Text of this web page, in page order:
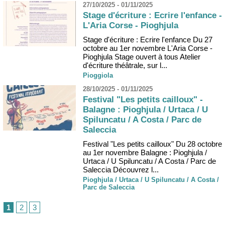
27/10/2025 - 01/11/2025
Stage d'écriture : Ecrire l'enfance -
L'Aria Corse - Pioghjula
Stage d'écriture : Ecrire l'enfance Du 27
octobre au 1er novembre L'Aria Corse -
Pioghjula Stage ouvert à tous Atelier
d'écriture théâtrale, sur l...
Pioggiola
28/10/2025 - 01/11/2025
Festival "Les petits cailloux" -
Balagne : Pioghjula / Urtaca / U
Spiluncatu / A Costa / Parc de
Saleccia
Festival "Les petits cailloux" Du 28 octobre
au 1er novembre Balagne : Pioghjula /
Urtaca / U Spiluncatu / A Costa / Parc de
Saleccia Découvrez l...
Pioghjula / Urtaca / U Spiluncatu / A Costa /
Parc de Saleccia
1 2 3